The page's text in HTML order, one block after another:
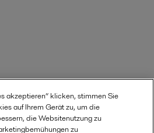
akzeptieren“ klicken, stimmen Sie
auf Ihrem Gerät zu, um die
die Websitenutzung zu
zu